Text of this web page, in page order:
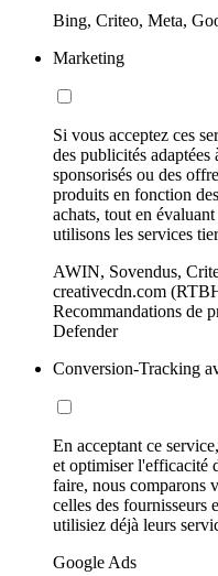
Bing, Criteo, Meta,
Marketing
Si vous acceptez ces
des publicités adaptées
sponsorisés ou des
produits en fonction
achats, tout en
utilisons les services
AWIN, Sovendus,
creativecdn.com
Recommandations de
Defender
Conversion-Tracking
En acceptant ce
et optimiser l'efficacité
faire, nous comparons
celles des fournisseurs
utilisiez déjà leurs
Google Ads